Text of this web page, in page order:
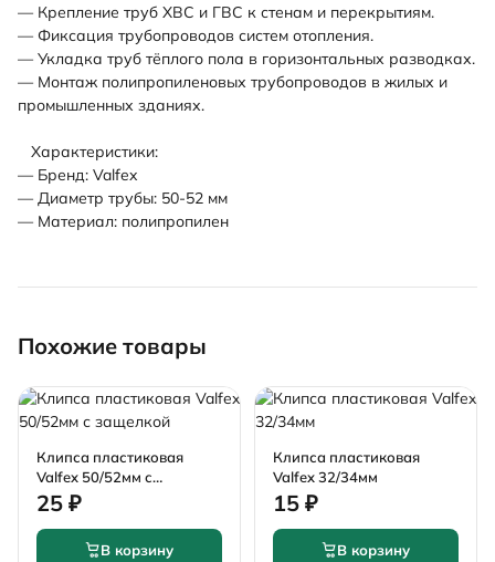
— Крепление труб ХВС и ГВС к стенам и перекрытиям.
— Фиксация трубопроводов систем отопления.
— Укладка труб тёплого пола в горизонтальных разводках.
— Монтаж полипропиленовых трубопроводов в жилых и
промышленных зданиях.
Характеристики:
— Бренд: Valfex
— Диаметр трубы: 50-52 мм
— Материал: полипропилен
Похожие товары
Клипса пластиковая
Valfex 50/52мм с
защелкой
25 ₽
В корзину
Клипса пластиковая
Valfex 32/34мм
15 ₽
В корзину